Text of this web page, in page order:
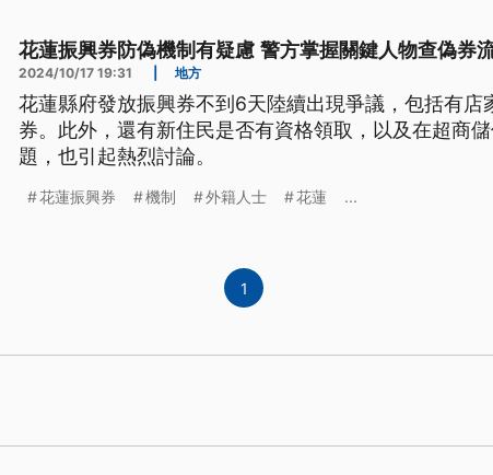
花蓮振興券防偽機制有疑慮 警方掌握關鍵人物查偽券
2024/10/17 19:31 地方
花蓮縣府發放振興券不到6天陸續出現爭議，包括有店
券。此外，還有新住民是否有資格領取，以及在超商
題，也引起熱烈討論。
花蓮振興券 機制 外籍人士 花蓮 ...
1